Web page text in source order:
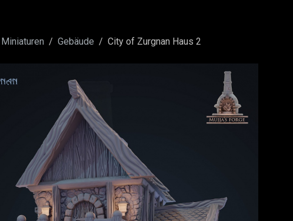
Miniaturen Gebäude City of Zurgnan Haus 2